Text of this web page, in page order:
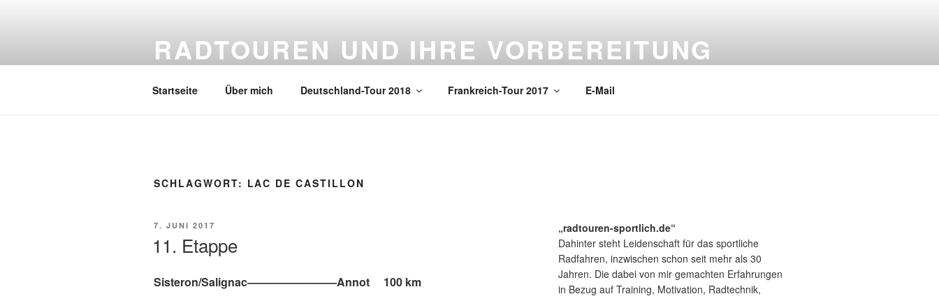
RADTOUREN UND IHRE VORBEREITUNG
Startseite Über mich Deutschland-Tour 2018 Frankreich-Tour 2017 E-Mail
SCHLAGWORT: LAC DE CASTILLON
VERÖFFENTLICHT
7. JUNI 2017
11. Etappe
Sisteron/Salignac————————Annot 100 km
„radtouren-sportlich.de“
Dahinter steht Leidenschaft für das sportliche
Radfahren, inzwischen schon seit mehr als 30
Jahren. Die dabei von mir gemachten Erfahrungen
in Bezug auf Training, Motivation, Radtechnik,